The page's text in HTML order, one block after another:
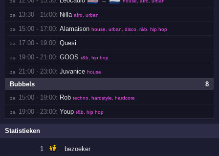
za 13:30 - 15:00: Nilla afro, urban
za 15:00 - 17:00: Alamaison house, urban, disco, r&b, hip hop
za 17:00 - 19:00: Quesi
za 19:00 - 21:00: GOOS r&b, hip hop
za 21:00 - 23:00: Juvanice house
8
Bubbels
za 15:00 - 19:00: Rob techno, hardstyle, hardcore
za 19:00 - 23:00: Youp r&b, hip hop
Statistieken
1
bezoeker